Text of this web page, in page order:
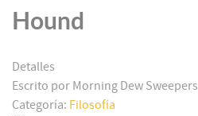
Hound
Detalles
Escrito por Morning Dew Sweepers
Categoría: Filosofía